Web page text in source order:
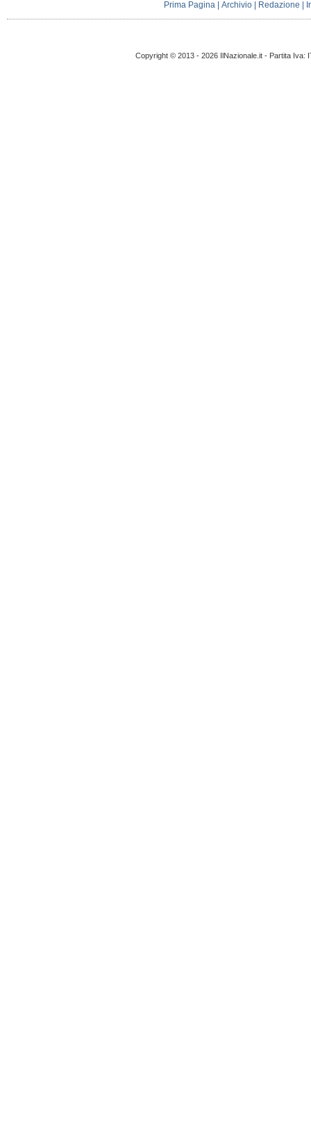
Prima Pagina |Archivio Redazione
Copyright © 2013 - 2026 IlNazionale.it - Partita Iva: